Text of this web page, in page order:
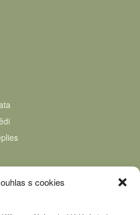
s cookies